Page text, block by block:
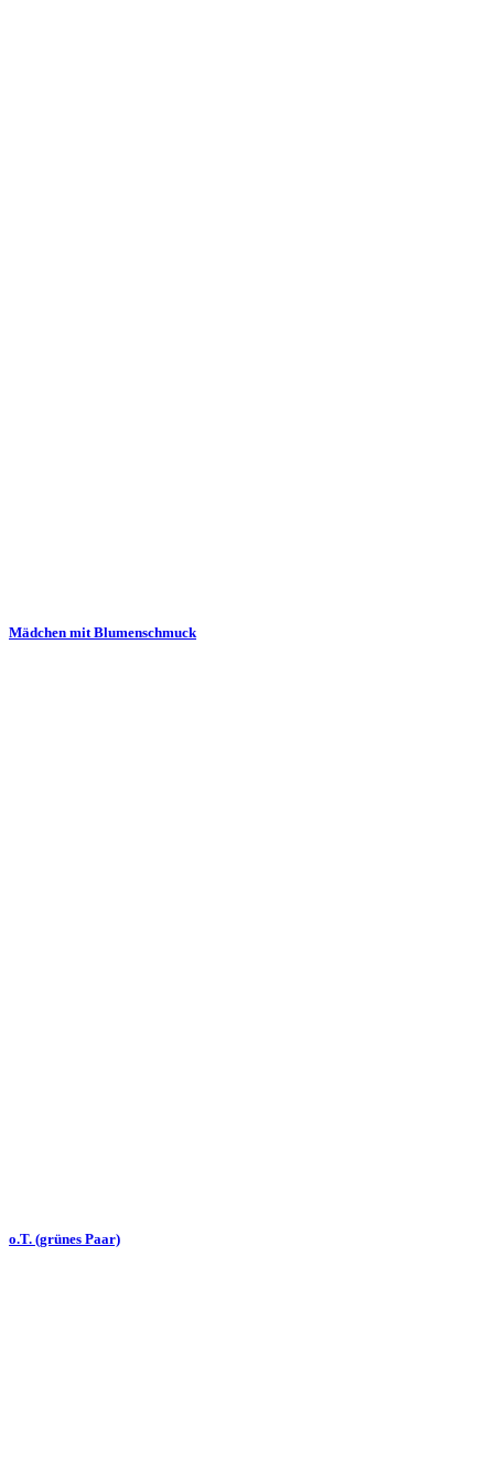
Mädchen mit Blumenschmuck
o.T. (grünes Paar)